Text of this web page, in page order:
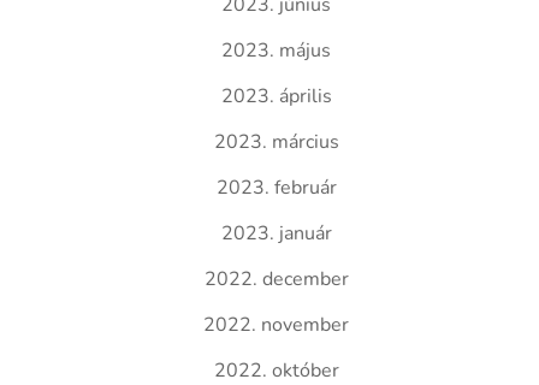
2023. május
2023. április
2023. március
2023. február
2023. január
2022. december
2022. november
2022. október